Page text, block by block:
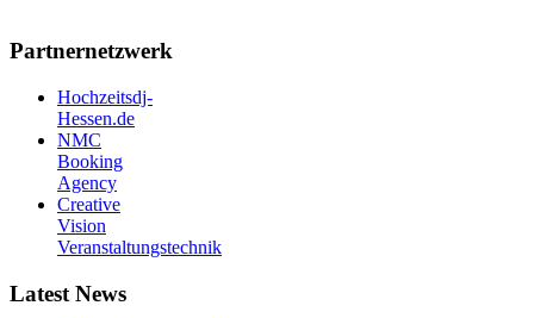
Partnernetzwerk
Hochzeitsdj-
Hessen.de
NMC
Booking
Agency
Creative
Vision
Veranstaltungstechnik
Latest News